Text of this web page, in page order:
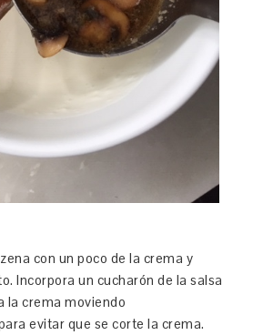
con un poco de la crema y
Incorpora un cucharón de la salsa
la crema moviendo
evitar que se corte la crema.